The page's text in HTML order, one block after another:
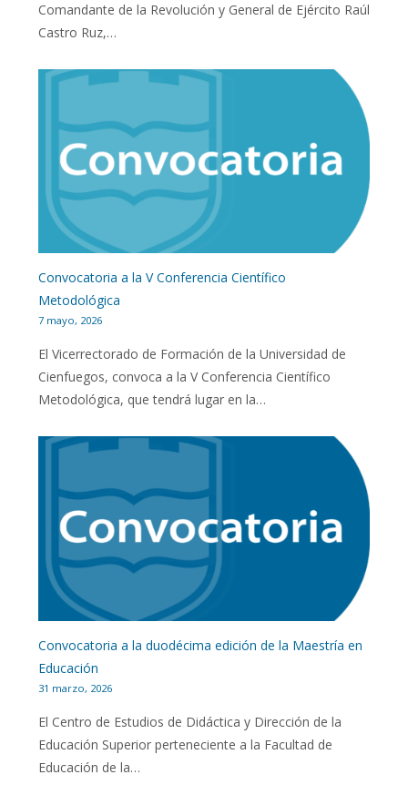
Comandante de la Revolución y General de Ejército Raúl
Castro Ruz,…
Convocatoria a la V Conferencia Científico
Metodológica
7 mayo, 2026
El Vicerrectorado de Formación de la Universidad de
Cienfuegos, convoca a la V Conferencia Científico
Metodológica, que tendrá lugar en la…
Convocatoria a la duodécima edición de la Maestría en
Educación
31 marzo, 2026
El Centro de Estudios de Didáctica y Dirección de la
Educación Superior perteneciente a la Facultad de
Educación de la…